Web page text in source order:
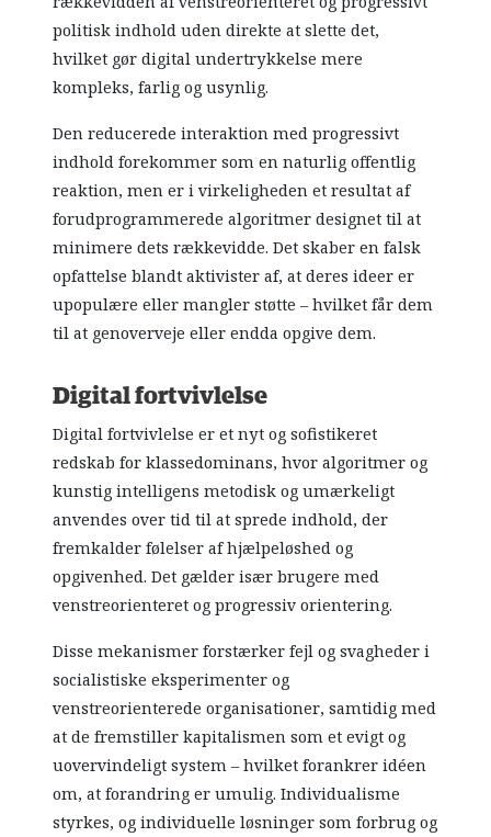
politisk indhold uden direkte at slette det,
hvilket gør digital undertrykkelse mere
kompleks, farlig og usynlig.
Den reducerede interaktion med progressivt
indhold forekommer som en naturlig offentlig
reaktion, men er i virkeligheden et resultat af
forudprogrammerede algoritmer designet til at
minimere dets rækkevidde. Det skaber en falsk
opfattelse blandt aktivister af, at deres ideer er
upopulære eller mangler støtte – hvilket får dem
til at genoverveje eller endda opgive dem.
Digital fortvivlelse
Digital fortvivlelse er et nyt og sofistikeret
redskab for klassedominans, hvor algoritmer og
kunstig intelligens metodisk og umærkeligt
anvendes over tid til at sprede indhold, der
fremkalder følelser af hjælpeløshed og
opgivenhed. Det gælder især brugere med
venstreorienteret og progressiv orientering.
Disse mekanismer forstærker fejl og svagheder i
socialistiske eksperimenter og
venstreorienterede organisationer, samtidig med
at de fremstiller kapitalismen som et evigt og
uovervindeligt system – hvilket forankrer idéen
om, at forandring er umulig. Individualisme
styrkes, og individuelle løsninger som forbrug og